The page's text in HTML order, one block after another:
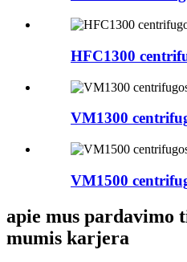
HFC1300
VM1300
VM1500
apie mus pardavimo
mumis karjera